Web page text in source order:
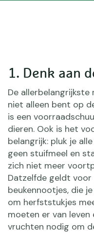
1. Denk aan
De
niet alleen bent op
is een
dieren. Ook is het
belangrijk: pluk je
geen stuifmeel en
zich niet meer
Datzelfde geldt voor
beukennootjes, die
om herfststukjes
moeten er van leven
vruchten nodig om